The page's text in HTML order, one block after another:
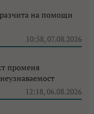
на помощи
10:58, 07.08.2026
променя
12:18, 06.08.2026